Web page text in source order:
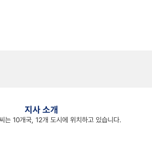
지사 소개
는 10개국, 12개 도시에 위치하고 있습니다.
바로가기